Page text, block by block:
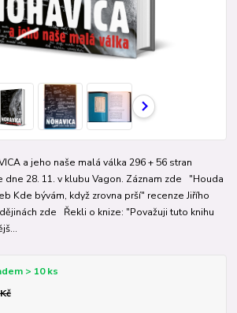
a jeho naše malá válka 296 + 56 stran
dne 28. 11. v klubu Vagon. Záznam zde "Houda
Kde bývám, když zrovna prší" recenze Jiřího
zde Řekli o knize: "Považuji tuto knihu
> 10 ks